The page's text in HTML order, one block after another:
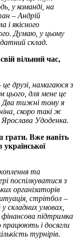
у команді, на
– Андрій
і якісного
Думаю, у цьому
склад.
вільний час,
друзі, намагаюся з
цього, для мене це
Два тижні тому я
скоро такі ж
Ярослава Удоденка.
грати. Вже навіть
української
та
поспілкуватися з
організаторів
стрітбол –
складних умовах,
підтримка
працюють і досягли
турнірів.